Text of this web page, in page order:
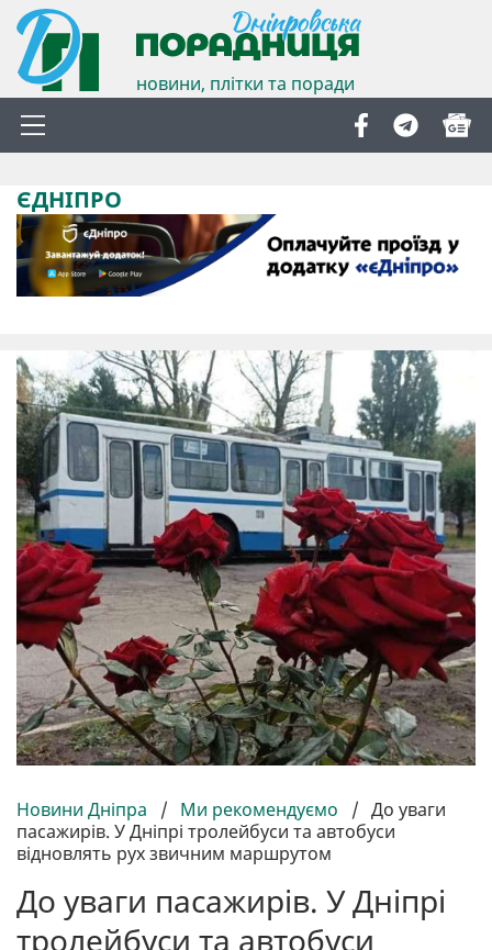
новини, плітки та поради
ЄДНІПРО
Новини Дніпра / Ми рекомендуємо / До уваги
пасажирів. У Дніпрі тролейбуси та автобуси
відновлять рух звичним маршрутом
До уваги пасажирів. У Дніпрі
тролейбуси та автобуси